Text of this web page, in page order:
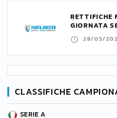
RETTIFICHE
GIORNATA
28/05/
CLASSIFICHE
SERIE A